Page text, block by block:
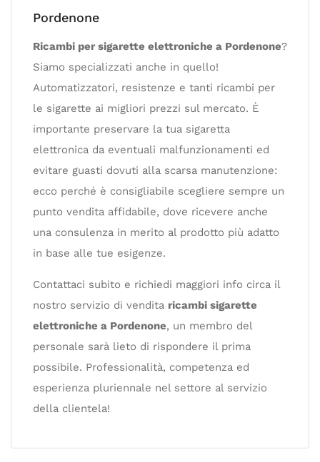
Pordenone
Ricambi per sigarette elettroniche a Pordenone?
Siamo specializzati anche in quello!
Automatizzatori, resistenze e tanti ricambi per
le sigarette ai migliori prezzi sul mercato. È
importante preservare la tua sigaretta
elettronica da eventuali malfunzionamenti ed
evitare guasti dovuti alla scarsa manutenzione:
ecco perché è consigliabile scegliere sempre un
punto vendita affidabile, dove ricevere anche
una consulenza in merito al prodotto più adatto
in base alle tue esigenze.
Contattaci subito e richiedi maggiori info circa il
nostro servizio di vendita ricambi sigarette
elettroniche a Pordenone, un membro del
personale sarà lieto di rispondere il prima
possibile. Professionalità, competenza ed
esperienza pluriennale nel settore al servizio
della clientela!